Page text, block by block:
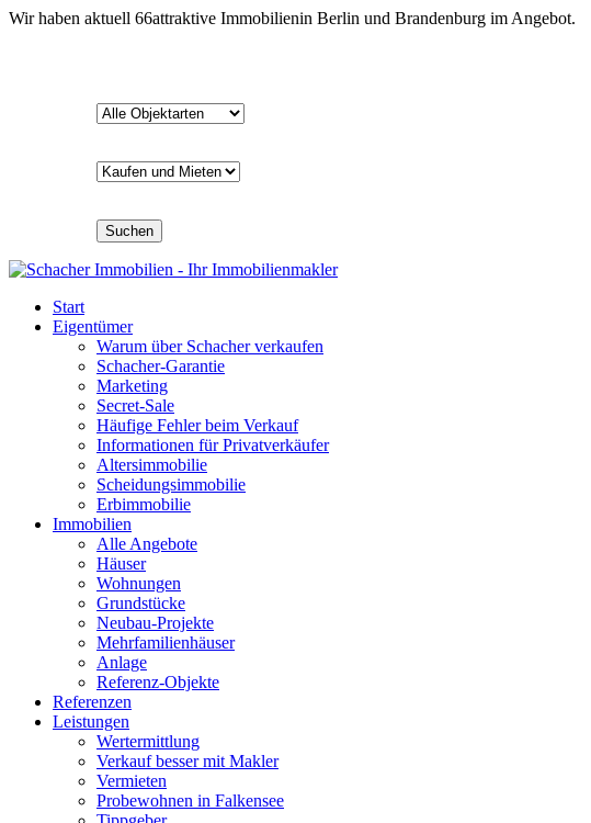
Wir haben aktuell 66attraktive Immobilienin Berlin und Brandenburg im Angebot.
Suchen
Start
Eigentümer
Warum über Schacher verkaufen
Schacher-Garantie
Marketing
Secret-Sale
Häufige Fehler beim Verkauf
Informationen für Privatverkäufer
Altersimmobilie
Scheidungsimmobilie
Erbimmobilie
Immobilien
Alle Angebote
Häuser
Wohnungen
Grundstücke
Neubau-Projekte
Mehrfamilienhäuser
Anlage
Referenz-Objekte
Referenzen
Leistungen
Wertermittlung
Verkauf besser mit Makler
Vermieten
Probewohnen in Falkensee